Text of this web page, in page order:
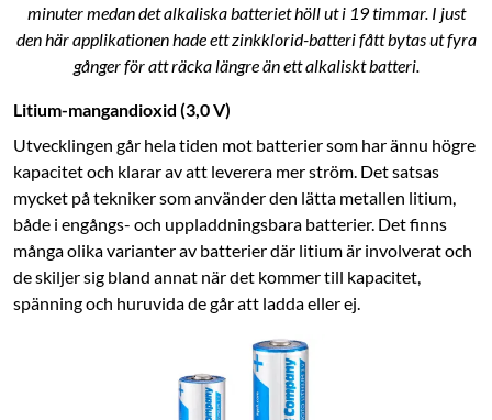
minuter medan det alkaliska batteriet höll ut i 19 timmar. I just
den här applikationen hade ett zinkklorid-batteri fått bytas ut fyra
gånger för att räcka längre än ett alkaliskt batteri.
Litium-mangandioxid (3,0 V)
Utvecklingen går hela tiden mot batterier som har ännu högre
kapacitet och klarar av att leverera mer ström. Det satsas
mycket på tekniker som använder den lätta metallen litium,
både i engångs- och uppladdningsbara batterier. Det finns
många olika varianter av batterier där litium är involverat och
de skiljer sig bland annat när det kommer till kapacitet,
spänning och huruvida de går att ladda eller ej.